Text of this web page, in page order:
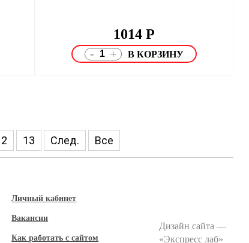
1014Р
- +
13 След. Все
Личный кабинет
Вакансии
Как работать с сайтом
Дизайн сайта —
«Экспресс лаб»